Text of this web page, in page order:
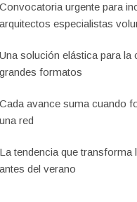
Convocatoria urgente para
arquitectos especialistas
Una solución elástica para la
grandes formatos
Cada avance suma cuando
una red
La tendencia que transforma
antes del verano